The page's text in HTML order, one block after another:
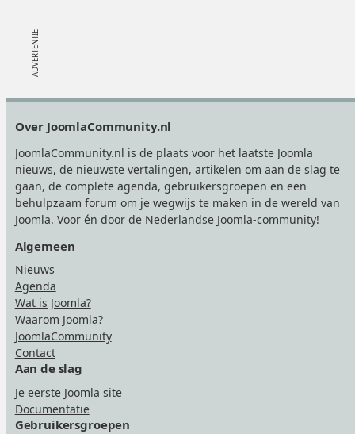
Over JoomlaCommunity.nl
JoomlaCommunity.nl is de plaats voor het laatste Joomla
nieuws, de nieuwste vertalingen, artikelen om aan de slag te
gaan, de complete agenda, gebruikersgroepen en een
behulpzaam forum om je wegwijs te maken in de wereld van
Joomla. Voor én door de Nederlandse Joomla-community!
Algemeen
Nieuws
Agenda
Wat is Joomla?
Waarom Joomla?
JoomlaCommunity
Contact
Aan de slag
Je eerste Joomla site
Documentatie
Gebruikersgroepen